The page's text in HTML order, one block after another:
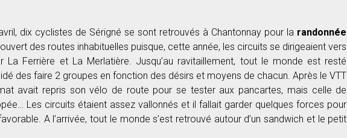
dix cyclistes de Sérigné se sont retrouvés à Chantonnay pour la randonnée
des routes inhabituelles puisque, cette année, les circuits se dirigeaient vers
La Ferrière et La Merlatière. Jusqu’au ravitaillement, tout le monde est resté
des faire 2 groupes en fonction des désirs et moyens de chacun. Après le VTT
avait repris son vélo de route pour se tester aux pancartes, mais celle de
Les circuits étaient assez vallonnés et il fallait garder quelques forces pour
A l’arrivée, tout le monde s’est retrouvé autour d’un sandwich et le petit